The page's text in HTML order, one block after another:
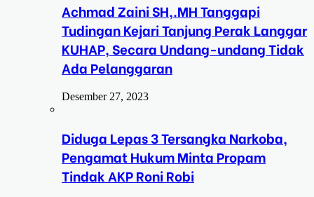
Achmad Zaini SH,.MH Tanggapi
Tudingan Kejari Tanjung Perak Langgar
KUHAP, Secara Undang-undang Tidak
Ada Pelanggaran
Desember 27, 2023
Diduga Lepas 3 Tersangka Narkoba,
Pengamat Hukum Minta Propam
Tindak AKP Roni Robi